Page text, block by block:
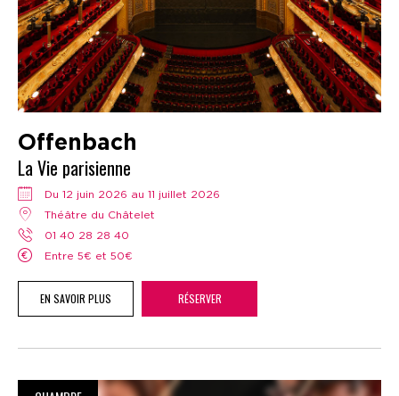
Offenbach
La Vie parisienne
Du 12 juin 2026 au 11 juillet 2026
Théâtre du Châtelet
01 40 28 28 40
Entre 5€ et 50€
EN SAVOIR PLUS RÉSERVER